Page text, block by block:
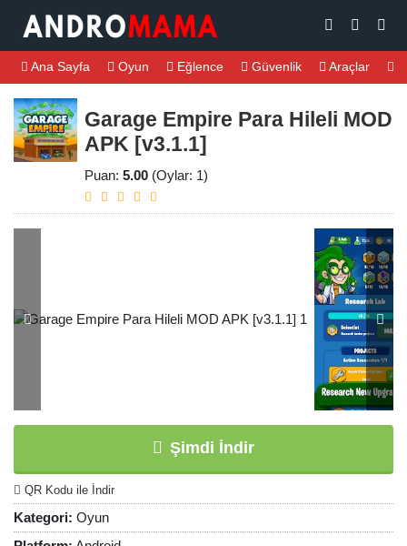
Ana Sayfa Oyun Eğlence Güvenlik Araçlar
Garage Empire Para Hileli MOD
APK [v3.1.1]
Puan: 5.00 (Oylar: 1)
Şimdi İndir
QR Kodu ile İndir
Kategori: Oyun